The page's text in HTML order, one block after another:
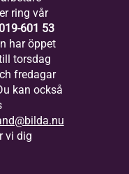
ring vår
601 53
har öppet
torsdag
fredagar
kan också
vi dig